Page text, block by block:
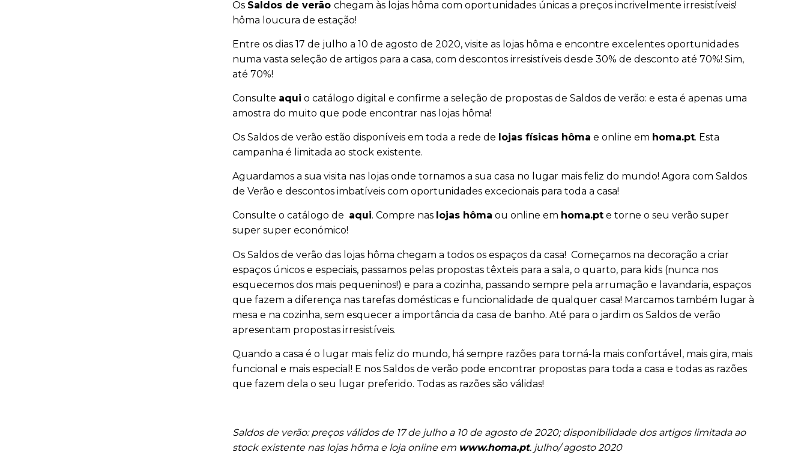
Os Saldos de verão chegam às lojas hôma com oportunidades únicas a preços incrivelmente irresistíveis!
hôma loucura de estação!
Entre os dias 17 de julho a 10 de agosto de 2020, visite as lojas hôma e encontre excelentes oportunidades
numa vasta seleção de artigos para a casa, com descontos irresistíveis desde 30% de desconto até 70%! Sim,
até 70%!
Consulte aqui o catálogo digital e confirme a seleção de propostas de Saldos de verão: e esta é apenas uma
amostra do muito que pode encontrar nas lojas hôma!
Os Saldos de verão estão disponíveis em toda a rede de lojas físicas hôma e online em homa.pt. Esta
campanha é limitada ao stock existente.
Aguardamos a sua visita nas lojas onde tornamos a sua casa no lugar mais feliz do mundo! Agora com Saldos
de Verão e descontos imbatíveis com oportunidades excecionais para toda a casa!
Consulte o catálogo de aqui. Compre nas lojas hôma ou online em homa.pt e torne o seu verão super
super super económico!
Os Saldos de verão das lojas hôma chegam a todos os espaços da casa! Começamos na decoração a criar
espaços únicos e especiais, passamos pelas propostas têxteis para a sala, o quarto, para kids (nunca nos
esquecemos dos mais pequeninos!) e para a cozinha, passando sempre pela arrumação e lavandaria, espaços
que fazem a diferença nas tarefas domésticas e funcionalidade de qualquer casa! Marcamos também lugar à
mesa e na cozinha, sem esquecer a importância da casa de banho. Até para o jardim os Saldos de verão
apresentam propostas irresistíveis.
Quando a casa é o lugar mais feliz do mundo, há sempre razões para torná-la mais confortável, mais gira, mais
funcional e mais especial! E nos Saldos de verão pode encontrar propostas para toda a casa e todas as razões
que fazem dela o seu lugar preferido. Todas as razões são válidas!
Saldos de verão:preços válidos de 17 de julho a 10 de agosto de 2020; disponibilidade dos artigos limitada ao
stock existente nas lojas hôma e loja online em www.homa.pt. julho/ agosto 2020